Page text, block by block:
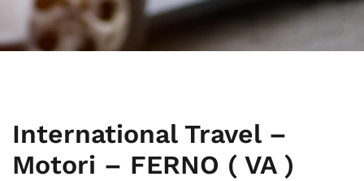
International Travel –
Motori – FERNO ( VA )